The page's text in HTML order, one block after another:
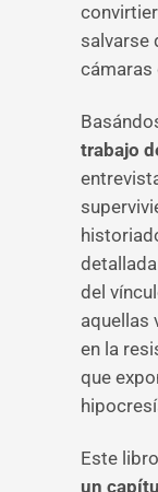
salvarse
cámaras
trabajo
del
aquellas
en la
que
Este
un